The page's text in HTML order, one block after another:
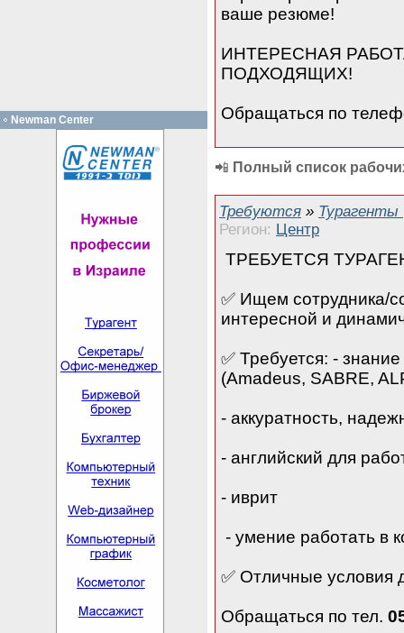
ваше резюме!
ИНТЕРЕСНАЯ
ПОДХОДЯЩИХ!
Обращаться по
📲 Полный список
Требуются » Турагенты
Регион: Центр
ТРЕБУЕТСЯ
✅ Ищем сотрудника/
интересной и
✅ Требуется: -
(Amadeus, SABRE,
- аккуратность,
- английский для
- иврит
- умение работать в
✅ Отличные условия
Обращаться по тел.
Newman Center